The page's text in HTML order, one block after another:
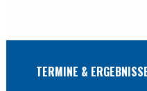
TERMINE &